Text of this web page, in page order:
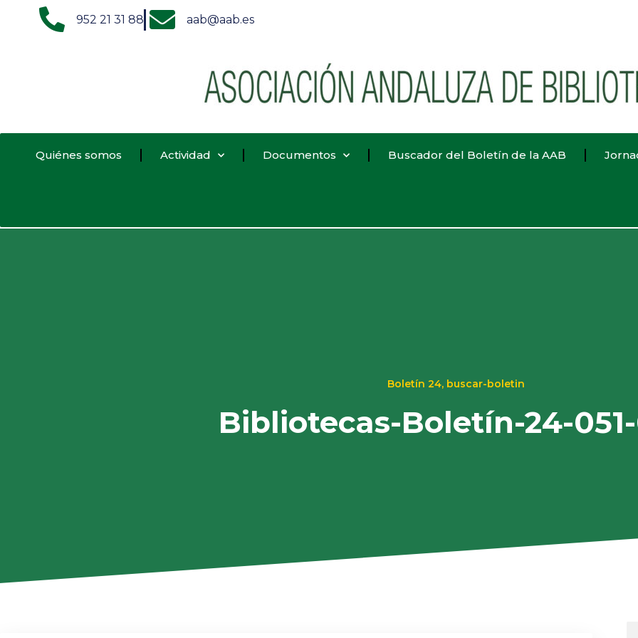
952 21 31 88 aab@aab.es
Quiénes somos Actividad Documentos Buscador del Boletín de la AAB
Boletín 24, buscar-boletin
Bibliotecas-Boletín-24-